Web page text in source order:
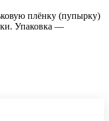
плёнку (пупырку)
Упаковка —